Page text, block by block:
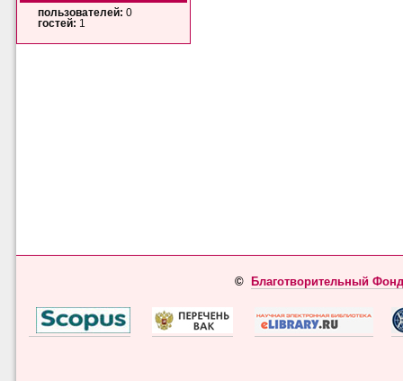
пользователей: 0
гостей: 1
© Благотворительный